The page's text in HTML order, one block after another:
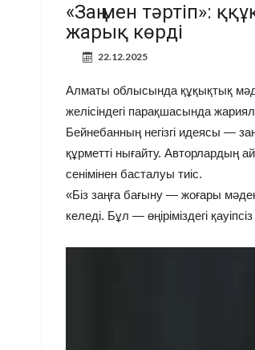
«Заң мен тәртіп»:
жарық көрді
22.12.2025
Алматы облысында құқықтық
желісіндегі парақшасында
Бейнебанның негізгі идеясы —
құрметті нығайту. Авторлардың
сенімінен басталуы тиіс.
«Біз заңға бағыну — жоғары
келеді. Бұл — өңіріміздегі